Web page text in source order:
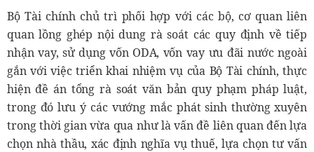
Bộ Tài chính chủ trì phối hợp với các bộ, cơ quan liên
quan lồng ghép nội dung rà soát các quy định về tiếp
nhận vay, sử dụng vốn ODA, vốn vay ưu đãi nước ngoài
gắn với việc triển khai nhiệm vụ của Bộ Tài chính, thực
hiện đề án tổng rà soát văn bản quy phạm pháp luật,
trong đó lưu ý các vướng mắc phát sinh thường xuyên
trong thời gian vừa qua như là vấn đề liên quan đến lựa
chọn nhà thầu, xác định nghĩa vụ thuế, lựa chọn tư vấn